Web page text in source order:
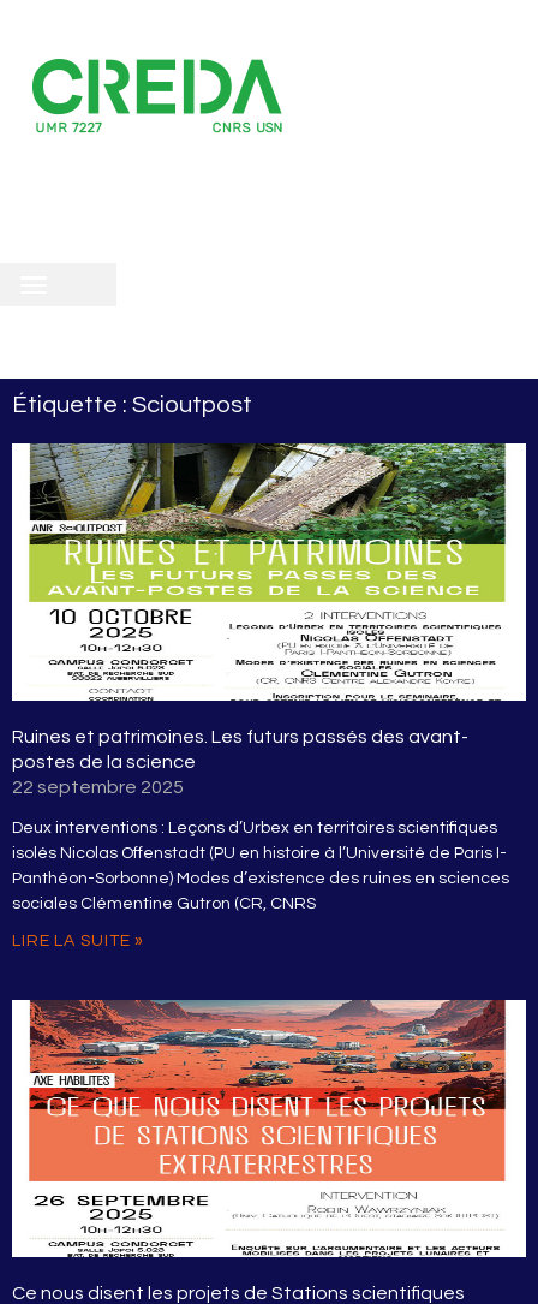
Étiquette : Scioutpost
Ruines et patrimoines. Les futurs passés des avant-
postes de la science
22 septembre 2025
Deux interventions : Leçons d’Urbex en territoires scientifiques
isolés Nicolas Offenstadt (PU en histoire à l’Université de Paris I-
Panthéon-Sorbonne) Modes d’existence des ruines en sciences
sociales Clémentine Gutron (CR, CNRS
LIRE LA SUITE »
Ce nous disent les projets de Stations scientifiques